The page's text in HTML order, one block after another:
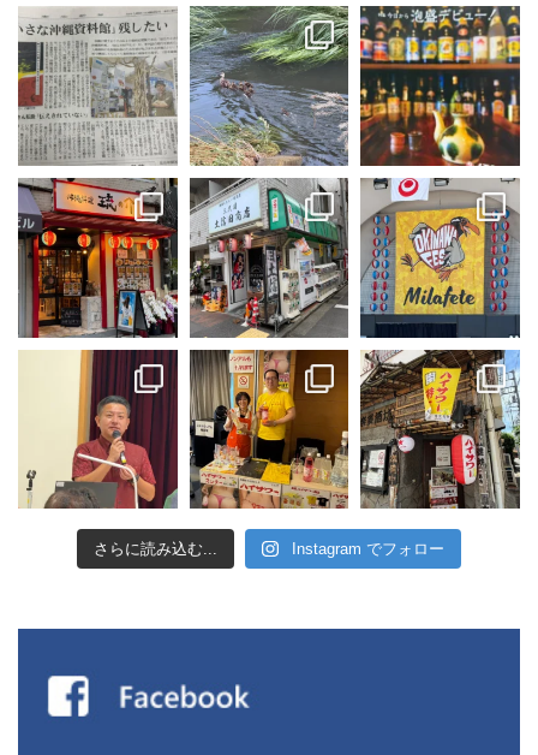
さらに読み込む... Instagram でフォロー